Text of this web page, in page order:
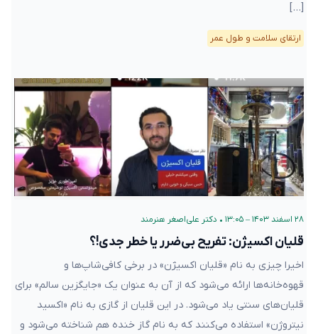
[…]
ارتقای سلامت و طول عمر
۲۸ اسفند ۱۴۰۳ – ۱۳:۰۵ • دکتر علی‌اصغر هنرمند
قلیان اکسیژن: تفریح بی‌ضرر یا خطر جدی!؟
اخیرا چیزی به نام «قلیان اکسیژن» در برخی کافی‌شاپ‌ها و
قهوه‌خانه‌ها ارائه می‌شود که از آن به عنوان یک «جایگزین سالم» برای
قلیان‌های سنتی یاد می‌شود. در این قلیان از گازی به نام «اکسید
نیتروژن» استفاده می‌کنند که به نام گاز خنده هم شناخته می‌شود و